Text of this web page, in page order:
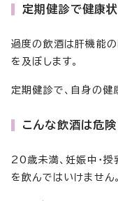
定期健診で健康
過度の飲酒は肝機能の
を及ぼします。
定期健診で、自身の健
こんな飲酒は危険
20歳未満、妊娠中・授
を飲んではいけません。